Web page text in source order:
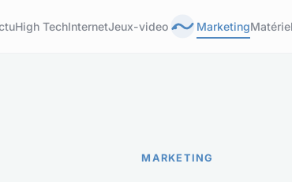
High TechInternetJeux-video MarketingMatériel
MARKETING